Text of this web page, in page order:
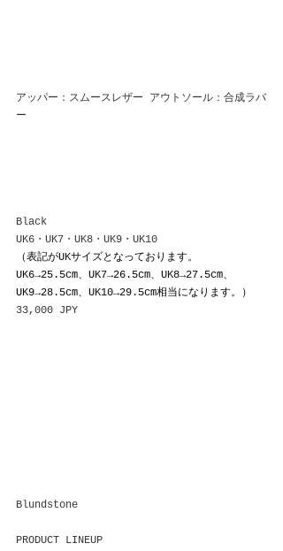
アッパー：スムースレザー アウトソール：合成ラバ
ー
Black
UK6・ UK7・UK8 ・UK9・UK10
（表記がUKサイズとなっております。
UK6→25.5cm、UK7→26.5cm、UK8→27.5cm、
UK9→28.5cm、UK10→29.5cm相当になります。）
33,000 JPY
Blundstone
PRODUCT LINEUP